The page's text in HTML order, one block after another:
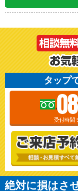
タップ
受付時間
絶対に損はさ